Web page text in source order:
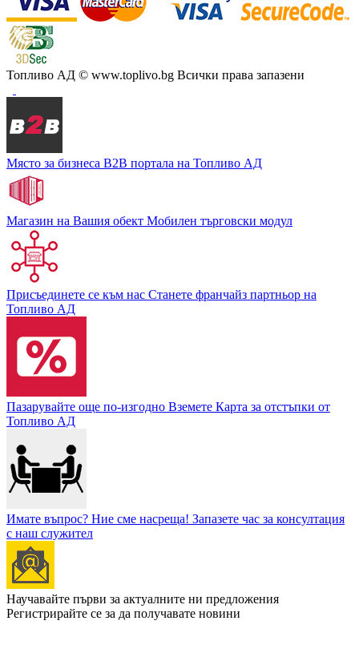
Топливо АД © www.toplivo.bg Всички права запазени
Място за бизнеса В2В портала на Топливо АД
Магазин на Вашия обект Мобилен търговски модул
Присъединете се към нас Станете франчайз партньор на
Топливо АД
Пазарувайте още по-изгодно Вземете Карта за отстъпки от
Топливо АД
Имате въпрос? Ние сме насреща! Запазете час за консултация
с наш служител
Научавайте първи за актуалните ни предложения
Регистрирайте се за да получавате новини